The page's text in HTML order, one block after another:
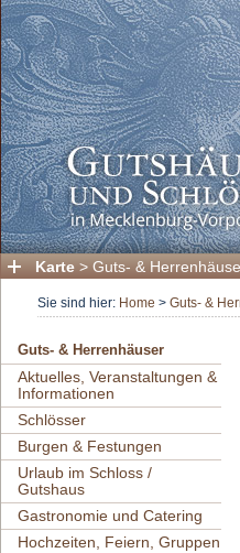
Karte > Guts- &
Sie sind hier: Home > Guts- &
Guts- & Herrenhäuser
Aktuelles, Veranstaltungen &
Informationen
Schlösser
Burgen & Festungen
Urlaub im Schloss /
Gutshaus
Gastronomie und Catering
Hochzeiten, Feiern, Gruppen